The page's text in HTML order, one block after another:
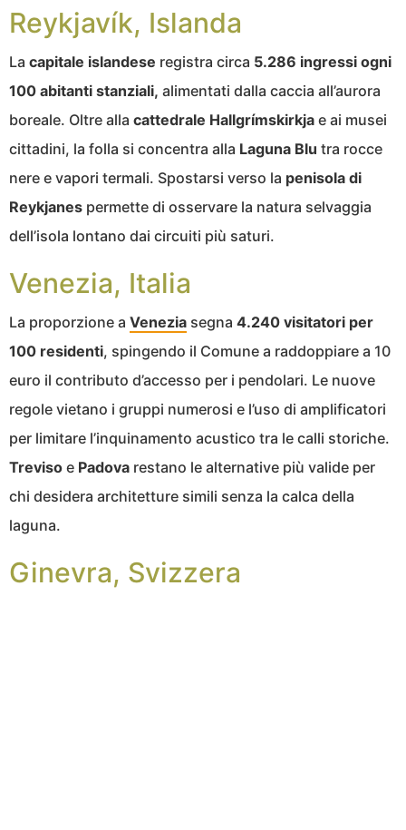
Reykjavík, Islanda
La capitale islandese registra circa 5.286 ingressi ogni
100 abitanti stanziali, alimentati dalla caccia all’aurora
boreale. Oltre alla cattedrale Hallgrímskirkja e ai musei
cittadini, la folla si concentra alla Laguna Blu tra rocce
nere e vapori termali. Spostarsi verso la penisola di
Reykjanes permette di osservare la natura selvaggia
dell’isola lontano dai circuiti più saturi.
Venezia, Italia
La proporzione a Venezia segna 4.240 visitatori per
100 residenti, spingendo il Comune a raddoppiare a 10
euro il contributo d’accesso per i pendolari. Le nuove
regole vietano i gruppi numerosi e l’uso di amplificatori
per limitare l’inquinamento acustico tra le calli storiche.
Treviso e Padova restano le alternative più valide per
chi desidera architetture simili senza la calca della
laguna.
Ginevra, Svizzera